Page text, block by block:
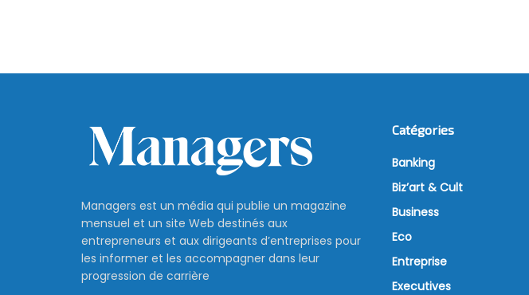
Managers est un média qui publie un magazine
mensuel et un site Web destinés aux
entrepreneurs et aux dirigeants d’entreprises pour
les informer et les accompagner dans leur
progression de carrière
Catégories
Banking
Biz’art & Cult
Business
Eco
Entreprise
Executives